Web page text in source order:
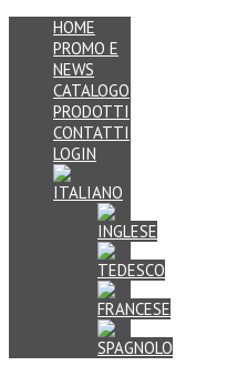
HOME
PROMO E
NEWS
CATALOGO
PRODOTTI
CONTATTI
LOGIN